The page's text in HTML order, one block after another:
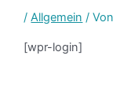
/Allgemein / Von
[wpr-login]